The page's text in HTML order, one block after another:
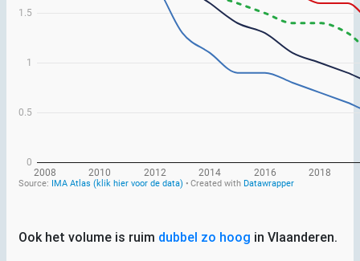
Ook het volume is ruim dubbel zo hoog in Vlaanderen.